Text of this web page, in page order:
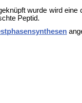
wurde wird
Peptid.